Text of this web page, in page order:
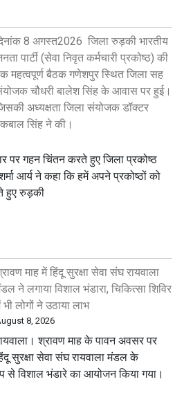
8 अगस्त2026 जिला रुड़की भारतीय
पार्टी (सेवा निवृत कर्मचारी प्रकोष्ठ) की
महत्वपूर्ण बैठक गणेशपुर स्थित जिला सह
चौधरी बालेश सिंह के आवास पर हुई।
अध्यक्षता जिला संयोजक डॉक्टर
सिंह ने की।
पर गहन चिंतन करते हुए जिला प्रकोष्ठ
आर्य ने कहा कि हमें अपने प्रकोष्ठों को
हुए रुड़की
माह में हिंदू सुरक्षा सेवा संघ रायवाला
ने लगाया विशाल भंडारा, चिकित्सा शिविर
भी लोगों ने उठाया लाभ
8, 2026
श्रावण माह के पावन अवसर पर
सुरक्षा सेवा संघ रायवाला मंडल के
से विशाल भंडारे का आयोजन किया गया।